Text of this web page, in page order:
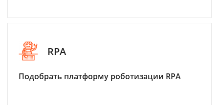
RPA
Подобрать платформу роботизации RPA